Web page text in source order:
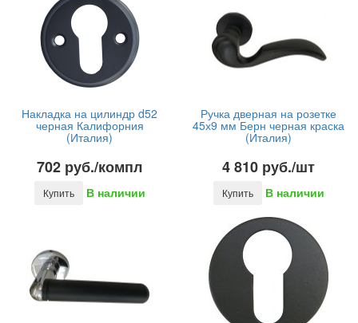
Накладка на цилиндр d52
черная Калифорния
(Италия)
702 руб./компл
Купить В наличии
Ручка дверная на розетке
45х9 мм Берн черная краска
(Италия)
4 810 руб./шт
Купить В наличии